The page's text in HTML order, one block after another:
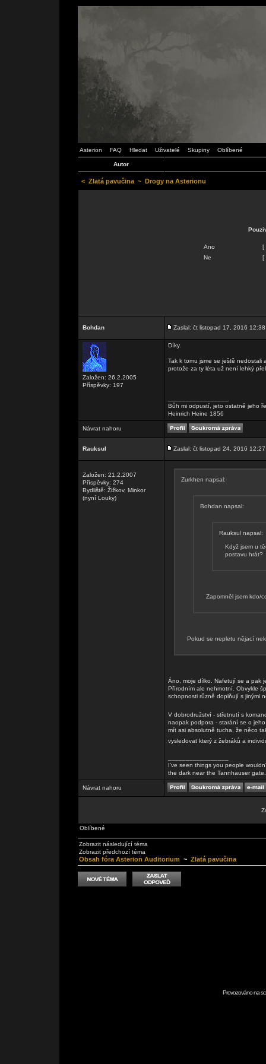
Asterion FAQ Hledat Uživatelé Skupiny Oblíbené
Autor
< Zlatá pavučina ~ Drogy na Asterionu
Ano
[
Ne
[
Bohdan Zaslal: čt listopad 17, 2016 12:38
Založen: 26.2.2005
Příspěvky: 197
Díky.
Tak k tomu jsme se ještě nedostali
protože za ty léta už není lehký
Bůh mi odpustí, jeto ostatně jeho
Heinrich Heine 1856
Návrat nahoru
Rauksul Zaslal: čt listopad 24, 2016 12:27
Založen: 21.2.2007
Příspěvky: 274
Bydliště: Žižkov, Minkor
(nyní Louky)
Zurkhen napsal:
Bohdan napsal:
Rauksul napsal:
Když jsem u
postavu hrát?
Zapomněl jsem kdo/
Pokud se nepletu nějací
Áno, moje dílko. Nafetují se a pak
Přírodním ale nehmotní. Obvykle
schopnosti různě doplňují s jinými
V dobrodružství - střetnutí s
naopak podpora - starání se o
mít asi absolutně tucha, že něco
vysledovat který z žebráků a
I've seen things you people
the dark near the Tannhauser
Návrat nahoru
Oblíbené
Zobrazit následující téma
Zobrazit předchozí téma
Obsah fóra Asterion Auditorium ~ Zlatá pavučina
Provozováno na